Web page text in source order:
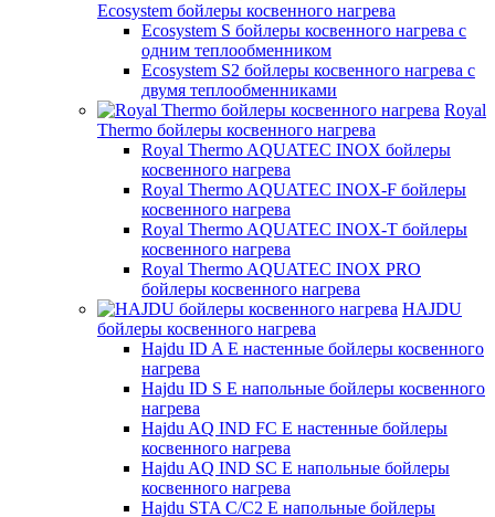
Ecosystem бойлеры косвенного нагрева
Ecosystem S бойлеры косвенного нагрева с
одним теплообменником
Ecosystem S2 бойлеры косвенного нагрева с
двумя теплообменниками
Royal
Thermo бойлеры косвенного нагрева
Royal Thermo AQUATEC INOX бойлеры
косвенного нагрева
Royal Thermo AQUATEC INOX-F бойлеры
косвенного нагрева
Royal Thermo AQUATEC INOX-T бойлеры
косвенного нагрева
Royal Thermo AQUATEC INOX PRO
бойлеры косвенного нагрева
HAJDU
бойлеры косвенного нагрева
Hajdu ID A E настенные бойлеры косвенного
нагрева
Hajdu ID S E напольные бойлеры косвенного
нагрева
Hajdu AQ IND FC E настенные бойлеры
косвенного нагрева
Hajdu AQ IND SC E напольные бойлеры
косвенного нагрева
Hajdu STA C/C2 E напольные бойлеры